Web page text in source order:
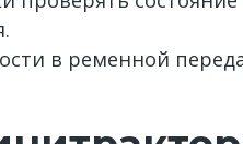
в ременной